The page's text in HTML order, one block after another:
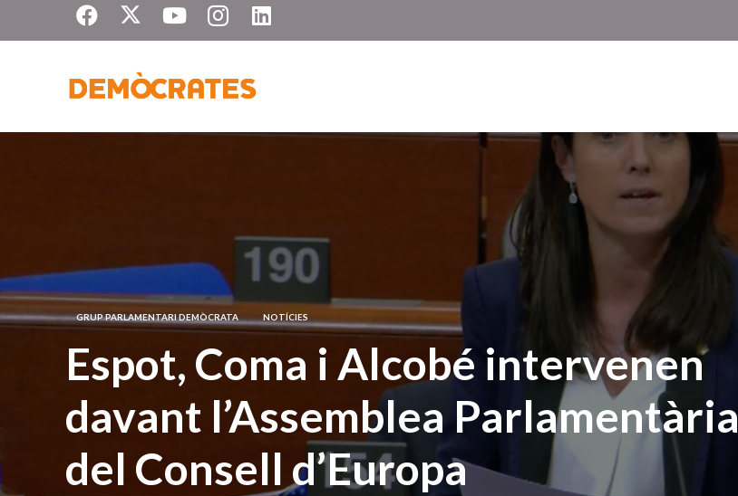
GRUP PARLAMENTARI DEMÒCRATA NOTÍCIES
Espot, Coma i Alcobé intervenen
davant l’Assemblea Parlamentària
del Consell d’Europa